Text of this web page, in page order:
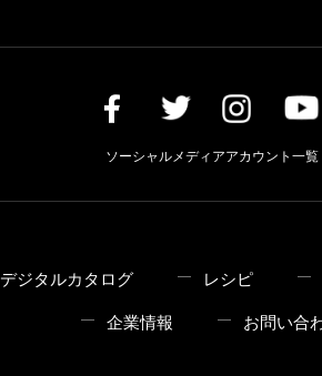
ソーシャルメディアアカウント一覧
デジタルカタログ レシピ
企業情報 お問い合